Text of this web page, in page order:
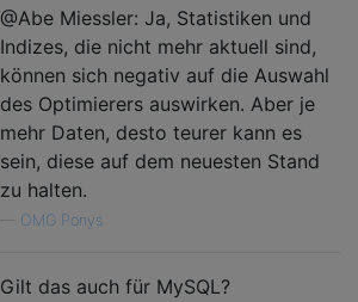
@Abe Miessler: Ja, Statistiken und
Indizes, die nicht mehr aktuell sind,
können sich negativ auf die Auswahl
des Optimierers auswirken. Aber je
mehr Daten, desto teurer kann es
sein, diese auf dem neuesten Stand
zu halten.
OMG Ponys
Gilt das auch für MySQL?